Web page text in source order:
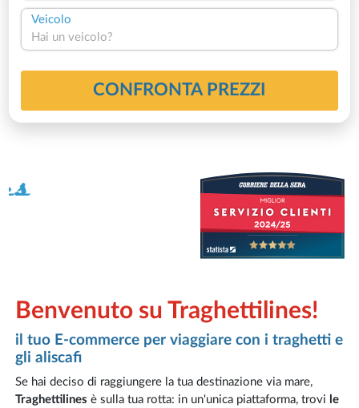
Veicolo
Hai un veicolo?
CONFRONTA PREZZI
Benvenuto su Traghettilines!
il tuo E-commerce per viaggiare con i traghetti e
gli aliscafi
Se hai deciso di raggiungere la tua destinazione via mare,
Traghettilines è sulla tua rotta: in un'unica piattaforma, trovi le